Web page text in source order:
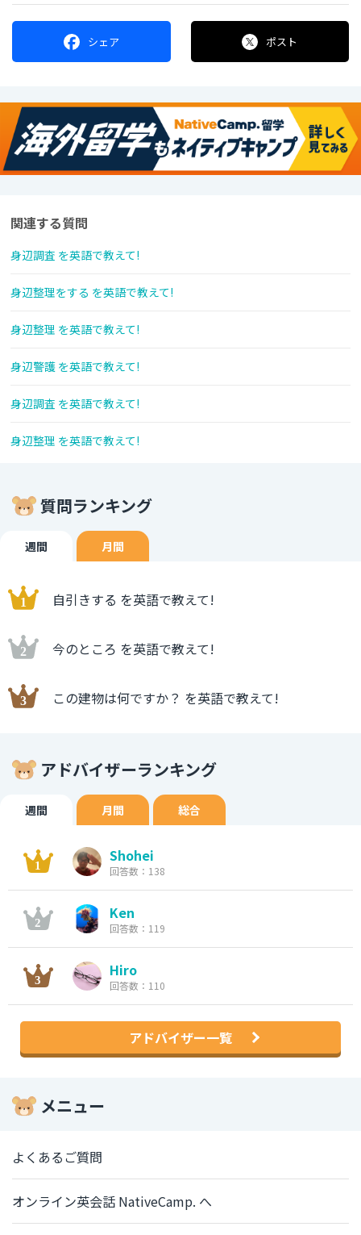
シェア ポスト
関連する質問
身辺調査 を英語で教えて!
身辺整理をする を英語で教えて!
身辺整理 を英語で教えて!
身辺警護 を英語で教えて!
身辺調査 を英語で教えて!
身辺整理 を英語で教えて!
質問ランキング
週間 月間
自引きする を英語で教えて!
今のところ を英語で教えて!
この建物は何ですか？ を英語で教えて!
アドバイザーランキング
週間 月間 総合
Shohei
回答数：138
Ken
回答数：119
Hiro
回答数：110
アドバイザー一覧
メニュー
よくあるご質問
オンライン英会話 NativeCamp. へ